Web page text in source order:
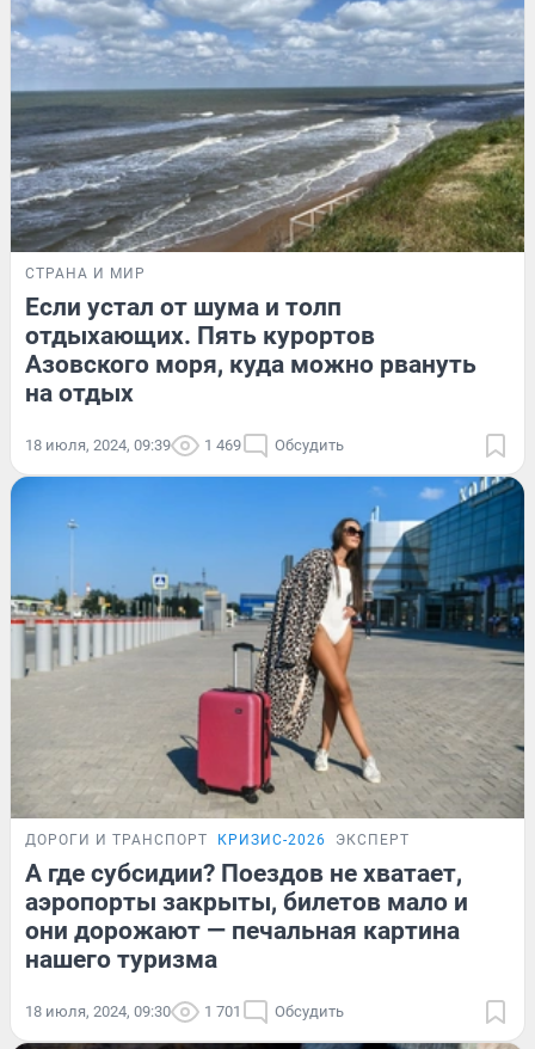
СТРАНА И МИР
Если устал от шума и толп
отдыхающих. Пять курортов
Азовского моря, куда можно рвануть
на отдых
18 июля, 2024, 09:39 1 469 Обсудить
ДОРОГИ И ТРАНСПОРТ КРИЗИС-2026 ЭКСПЕРТ
А где субсидии? Поездов не хватает,
аэропорты закрыты, билетов мало и
они дорожают — печальная картина
нашего туризма
18 июля, 2024, 09:30 1 701 Обсудить